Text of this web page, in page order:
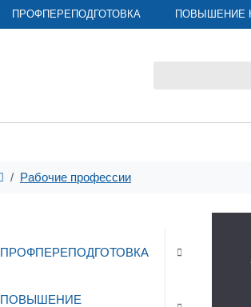
ПРОФПЕРЕПОДГОТОВКА ПОВЫШЕНИЕ
Рабочие профессии
ПРОФПЕРЕПОДГОТОВКА
ПОВЫШЕНИЕ